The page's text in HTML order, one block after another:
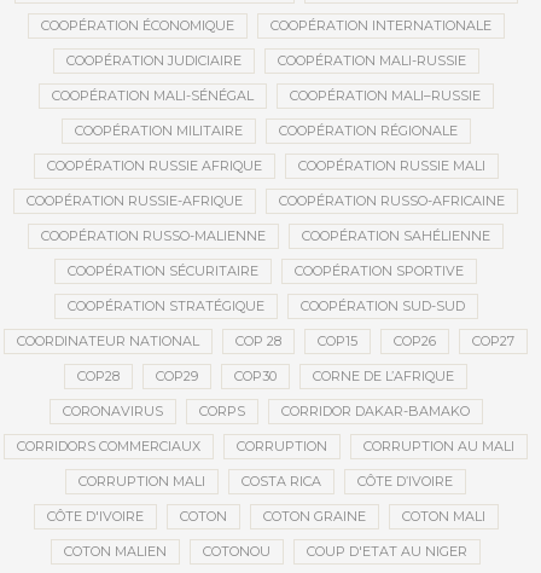
COOPÉRATION ÉCONOMIQUE COOPÉRATION INTERNATIONALE
COOPÉRATION JUDICIAIRE COOPÉRATION MALI-RUSSIE
COOPÉRATION MALI-SÉNÉGAL COOPÉRATION MALI–RUSSIE
COOPÉRATION MILITAIRE COOPÉRATION RÉGIONALE
COOPÉRATION RUSSIE AFRIQUE COOPÉRATION RUSSIE MALI
COOPÉRATION RUSSIE-AFRIQUE COOPÉRATION RUSSO-AFRICAINE
COOPÉRATION RUSSO-MALIENNE COOPÉRATION SAHÉLIENNE
COOPÉRATION SÉCURITAIRE COOPÉRATION SPORTIVE
COOPÉRATION STRATÉGIQUE COOPÉRATION SUD-SUD
COORDINATEUR NATIONAL COP 28 COP15 COP26 COP27
COP28 COP29 COP30 CORNE DE L’AFRIQUE
CORONAVIRUS CORPS CORRIDOR DAKAR-BAMAKO
CORRIDORS COMMERCIAUX CORRUPTION CORRUPTION AU MALI
CORRUPTION MALI COSTA RICA CÔTE D’IVOIRE
CÔTE D'IVOIRE COTON COTON GRAINE COTON MALI
COTON MALIEN COTONOU COUP D'ETAT AU NIGER